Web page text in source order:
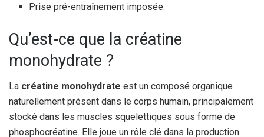
Prise pré-entraînement imposée.
Qu’est-ce que la créatine
monohydrate ?
La créatine monohydrate est un composé organique
naturellement présent dans le corps humain, principalement
stocké dans les muscles squelettiques sous forme de
phosphocréatine. Elle joue un rôle clé dans la production